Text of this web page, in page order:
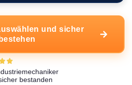
und sicher
bestehen
bestanden